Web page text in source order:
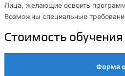
Лица, желающие освоить
Возможны специальные
Стоимость обучения
Форма